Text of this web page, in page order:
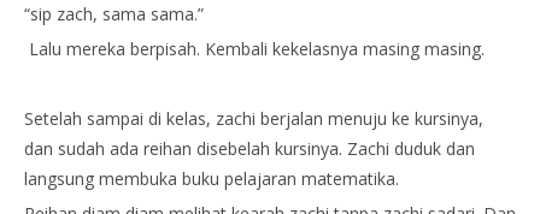
“sip zach, sama sama.”
Lalu mereka berpisah. Kembali kekelasnya masing masing.
Setelah sampai di kelas, zachi berjalan menuju ke kursinya,
dan sudah ada reihan disebelah kursinya. Zachi duduk dan
langsung membuka buku pelajaran matematika.